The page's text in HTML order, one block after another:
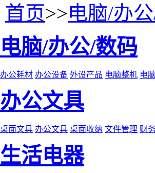
首页>>电脑/办
电脑/办公/数码
办公耗材 办公设备 外设产品 电脑整机 电
办公文具
桌面文具 办公文具 桌面收纳 文件管理 财
生活电器